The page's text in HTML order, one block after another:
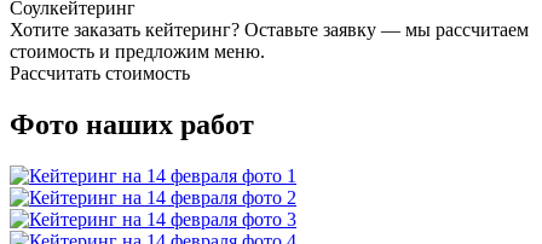
Хотите заказать кейтеринг? Оставьте заявку — мы рассчитаем
стоимость и предложим меню.
Рассчитать стоимость
Фото наших работ